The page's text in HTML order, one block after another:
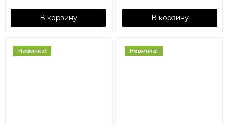
В корзину В корзину
Новинка! Новинка!